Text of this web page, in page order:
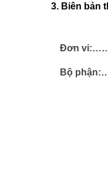
3. Biên bản
Đơn
Bộ